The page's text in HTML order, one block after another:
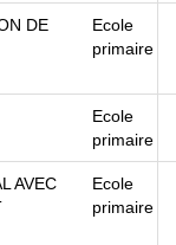
DE
Ecole
primaire
Ecole
primaire
AVEC
Ecole
primaire